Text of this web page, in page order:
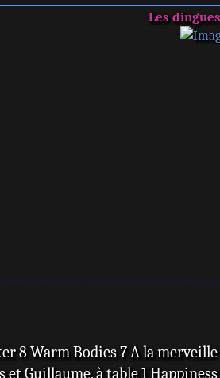
Les
8 Warm Bodies 7 A la
et Guillaume, à table 1